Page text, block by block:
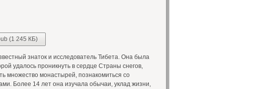
(1 245 КБ)
знаток и исследователь Тибета. Она была
удалось проникнуть в сердце Страны снегов,
множество монастырей, познакомиться со
Более 14 лет она изучала обычаи, уклад жизни,